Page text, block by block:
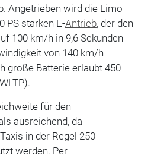
Angetrieben wird die Limo
PS starken E-Antrieb, der den
100 km/h in 9,6 Sekunden
von 140 km/h
große Batterie erlaubt 450
für den
ausreichend, da
in der Regel 250
werden. Per